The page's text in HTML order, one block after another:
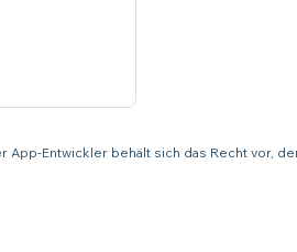
App-Entwickler behält sich das Recht vor,